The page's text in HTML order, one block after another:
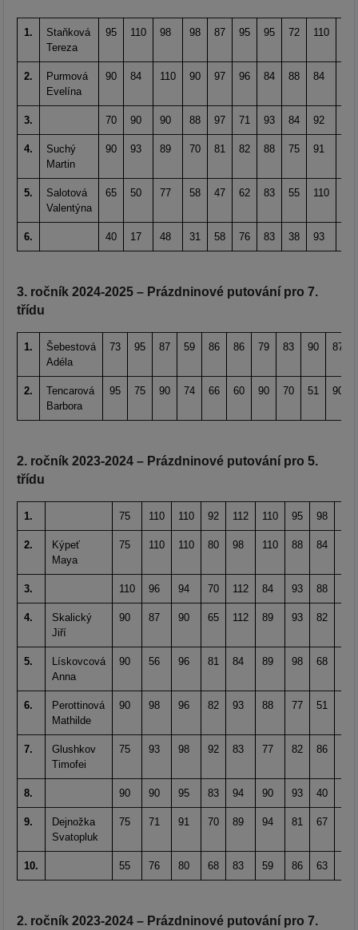
1.
Staňková
Tereza
95 110 98 98 87 95 95 72 110
2.
Purmová
Evelína
90 84 110 90 97 96 84 88 84
3. 70 90 90 88 97 71 93 84 92
4.
Suchý
Martin
90 93 89 70 81 82 88 75 91
5.
Salotová
Valentýna
65 50 77 58 47 62 83 55 110
6. 40 17 48 31 58 76 83 38 93
3. ročník 2024-2025 – Prázdninové putování pro 7.
třídu
1.
Šebestová
Adéla
73 95 87 59 86 86 79 83 90 87
2.
Tencarová
Barbora
95 75 90 74 66 60 90 70 51 90
2. ročník 2023-2024 – Prázdninové putování pro 5.
třídu
1. 75 110 110 92 112 110 95 98
2.
Kýpeť
Maya
75 110 110 80 98 110 88 84
3. 110 96 94 70 112 84 93 88
4.
Skalický
Jiří
90 87 90 65 112 89 93 82
5.
Lískovcová
Anna
90 56 96 81 84 89 98 68
6.
Perottinová
Mathilde
90 98 96 82 93 88 77 51
7.
Glushkov
Timofei
75 93 98 92 83 77 82 86
8. 90 90 95 83 94 90 93 40
9.
Dejnožka
Svatopluk
75 71 91 70 89 94 81 67
10. 55 76 80 68 83 59 86 63
2. ročník 2023-2024 – Prázdninové putování pro 7.